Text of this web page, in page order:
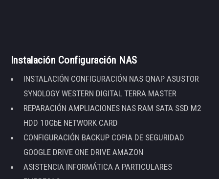
Instalación Configuración NAS
INSTALACIÓN CONFIGURACIÓN NAS QNAP ASUSTOR
SYNOLOGY WESTERN DIGITAL TERRA MASTER
REPARACIÓN AMPLIACIONES NAS RAM SATA SSD M2
HDD 10GbE NETWORK CARD
CONFIGURACIÓN BACKUP COPIA DE SEGURIDAD
GOOGLE DRIVE ONE DRIVE AMAZON
ASISTENCIA INFORMÁTICA A PARTICULARES